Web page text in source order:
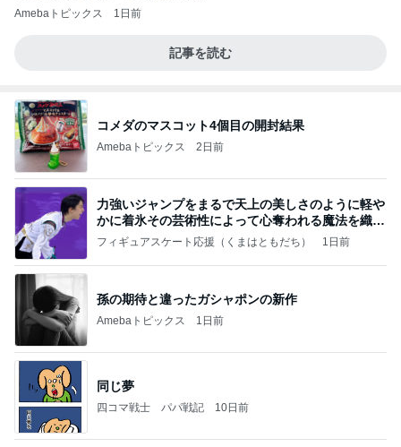
Amebaトピックス 1日前
記事を読む
コメダのマスコット4個目の開封結果
Amebaトピックス 2日前
力強いジャンプをまるで天上の美しさのように軽や
かに着氷その芸術性によって心奪われる魔法を織り
なす
フィギュアスケート応援（くまはともだち） 1日前
孫の期待と違ったガシャポンの新作
Amebaトピックス 1日前
同じ夢
四コマ戦士 パパ戦記 10日前